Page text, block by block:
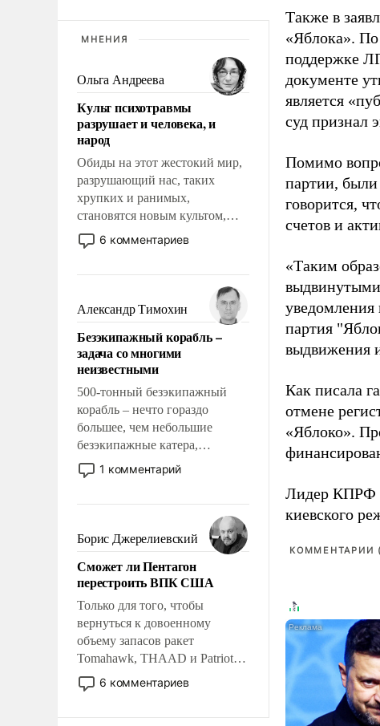
МНЕНИЯ
Ольга Андреева
Культ психотравмы
разрушает и человека, и
народ
Обиды на этот жестокий мир,
разрушающий нас, таких
хрупких и ранимых,
становятся новым культом,
постепенно вытесняя и
отменяя традиционное
мужественным и твердым под
ударами судьбы, брать на себя
ответственность, помогать
слабым, идти вперед и
адаптироваться.
6 комментариев
Александр Тимохин
Безэкипажный корабль –
задача со многими
неизвестными
500-тонный безэкипажный
корабль – нечто гораздо
большее, чем небольшие
безэкипажные катера,
применение которых уже
стало обыденностью. Задача по
сложна и амбициозна. Однако
и ее реализация радикально
поднимет наши боевые
возможности.
1 комментарий
Борис Джерелиевский
Сможет ли Пентагон
перестроить ВПК США
Только для того, чтобы
вернуться к довоенному
объему запасов ракет
Tomahawk, THAAD и Patriot
США потребуется более трех
лет. Даже небольшая война с
6 комментариев
Также в
«Яблока».
поддержке
документе
является
суд признал
Помимо
партии,
говорится,
счетов и
«Таким
выдвинутыми
уведомления
партия
выдвижения
Как писала
отмене
«Яблоко».
Лидер КПРФ
киевского
КОММЕНТАРИИ